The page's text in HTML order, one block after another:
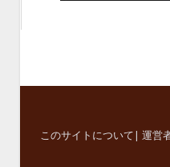
このサイトについて| 運営